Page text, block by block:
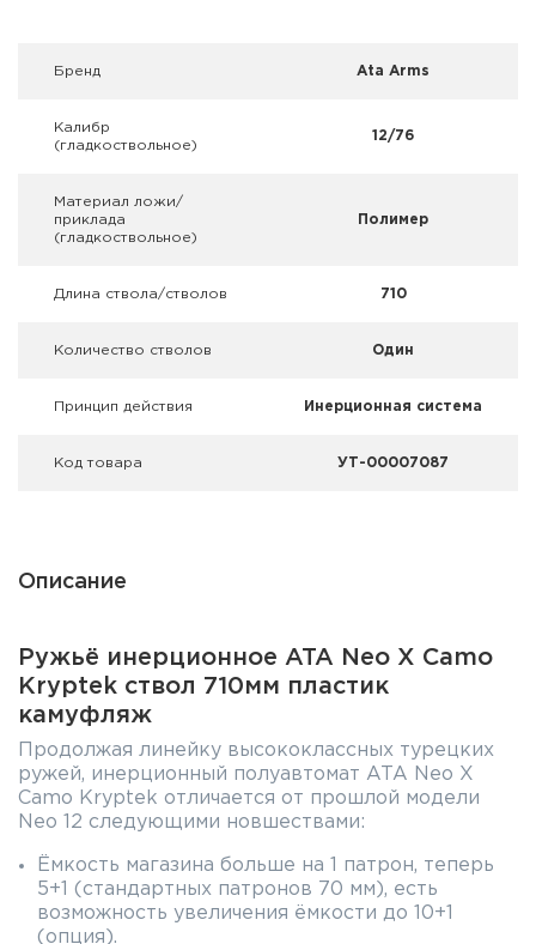
Сигнальные средства
Дартс
Брeнд Ata Arms
Калибр
(гладкоствольное)
12/76
Материал ложи/
приклада
(гладкоствольное)
Полимер
Длина ствола/стволов 710
Количество стволов Один
Принцип действия Инерционная система
Код товара УТ-00007087
Описание
Ружьё инерционное ATA Neo X Camo
Kryptek ствол 710мм пластик
камуфляж
Продолжая линейку высококлассных турецких
ружей, инерционный полуавтомат ATA Neo X
Camo Kryptek отличается от прошлой модели
Neo 12 следующими новшествами:
Ёмкость магазина больше на 1 патрон, теперь
5+1 (стандартных патронов 70 мм), есть
возможность увеличения ёмкости до 10+1
(опция).